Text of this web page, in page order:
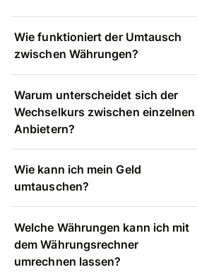
Wie funktioniert der Umtausch
zwischen Währungen?
Warum unterscheidet sich der
Wechselkurs zwischen einzelnen
Anbietern?
Wie kann ich mein Geld
umtauschen?
Welche Währungen kann ich mit
dem Währungsrechner
umrechnen lassen?